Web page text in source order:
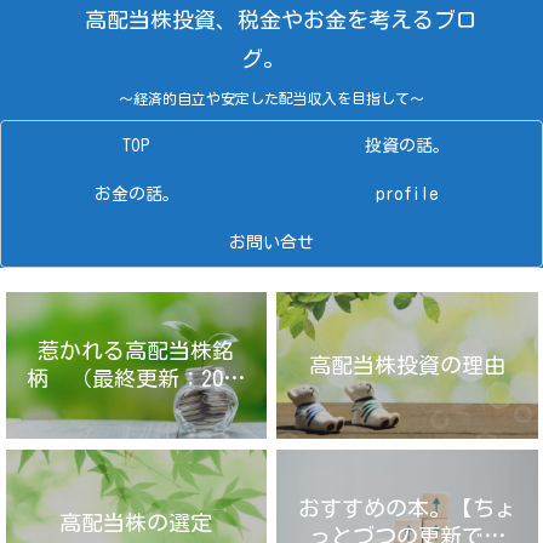
高配当株投資、税金やお金を考えるブロ
グ。
～経済的自立や安定した配当収入を目指して～
TOP 投資の話。
お金の話。 profile
お問い合せ
惹かれる高配当株銘
柄 （最終更新：2025
年4月14日）
高配当株投資の理由
高配当株の選定
おすすめの本。【ちょ
っとづつの更新です